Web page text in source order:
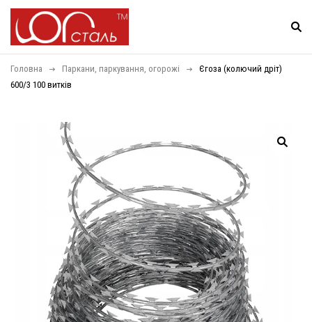
Головна Паркани, паркування, огорожі
Єгоза (колючий дріт)
600/3 100 витків